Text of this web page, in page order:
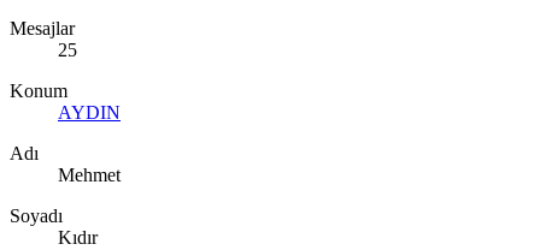
Mesajlar
25
Konum
AYDIN
Adı
Mehmet
Soyadı
Kıdır